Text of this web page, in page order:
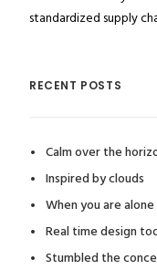
standardized supply
RECENT POSTS
Calm over the
Inspired by clouds
When you are alone
Real time design
Stumbled the